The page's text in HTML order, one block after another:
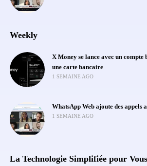
Weekly
X Money se lance avec un
une carte bancaire
1 SEMAINE AGO
WhatsApp Web ajoute des appels
1 SEMAINE AGO
La Technologie Simplifiée pour